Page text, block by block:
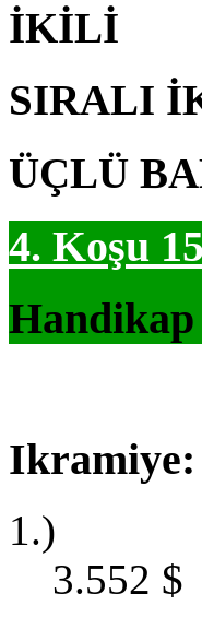
İKİLİ
SIRALI
ÜÇLÜ
4. Koşu
Ikramiye:
1.)
3.552 $